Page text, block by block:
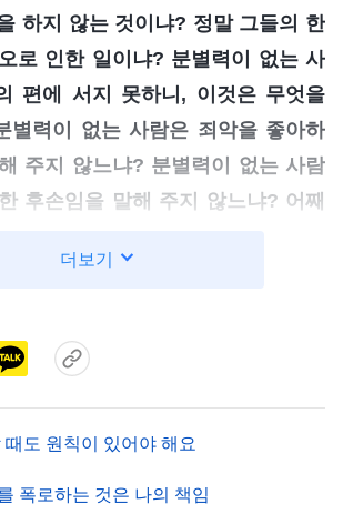
하지 않는 것이냐? 정말 그들의 한
로 인한 일이냐? 분별력이 없는 사
편에 서지 못하니, 이것은 무엇을
별력이 없는 사람은 죄악을 좋아하
주지 않느냐? 분별력이 없는 사람
후손임을 말해 주지 않느냐? 어째
들의 언행과 표정은 그들이 진리를
. 그들이 사탄의 편에 설 수 있다는
을 위해 평생 분투하는 그 작은 마
랑한다는 것을 보여 준다. 이는 전
러난 사실이 아니냐?
사역ㆍ진리를 행하지 않는 사람에 대
더보기
때도 원칙이 있어야 해요
폭로하는 것은 나의 책임